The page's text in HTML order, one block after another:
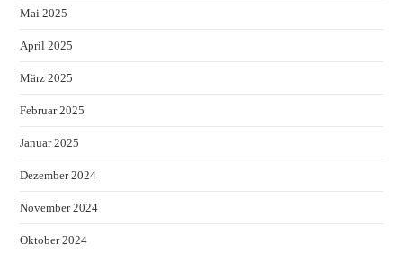
Mai 2025
April 2025
März 2025
Februar 2025
Januar 2025
Dezember 2024
November 2024
Oktober 2024